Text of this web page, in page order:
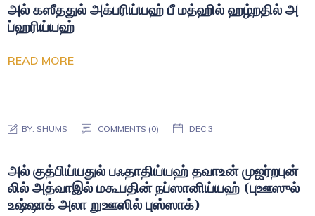
அல் கஸீததுல் அக்பரிய்யஹ் பீ மத்ஹில் ஹழ்றதில் அ
ப்ஹரிய்யஹ்
READ MORE
BY: SHUMS COMMENTS (0) DEC 3
அல் குத்பிய்யதுல் பஃதாதிய்யஹ் தவாஉன் முஜர்றபுன்
லில் அத்வாஇல் மகூபதின் நப்ஸானிய்யஹ் (புஊஸுல்
உஷ்ஷாக் அலா றுஊஸில் புஸ்ஸாக்)